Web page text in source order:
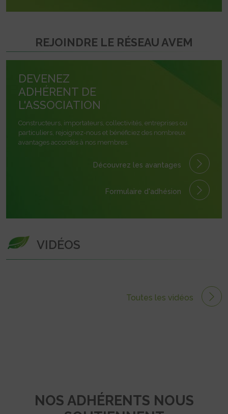
REJOINDRE LE RÉSEAU AVEM
DEVENEZ
ADHÉRENT DE
L'ASSOCIATION
Constructeurs, importateurs, collectivités, entreprises ou
particuliers, rejoignez-nous et bénéficiez des nombreux
avantages accordés à nos membres.
Découvrez les avantages
Formulaire d'adhésion
VIDÉOS
Toutes les vidéos
NOS ADHÉRENTS NOUS